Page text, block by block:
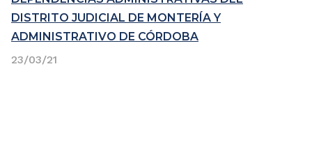
DISTRITO JUDICIAL DE MONTERÍA Y
ADMINISTRATIVO DE CÓRDOBA
23/03/21